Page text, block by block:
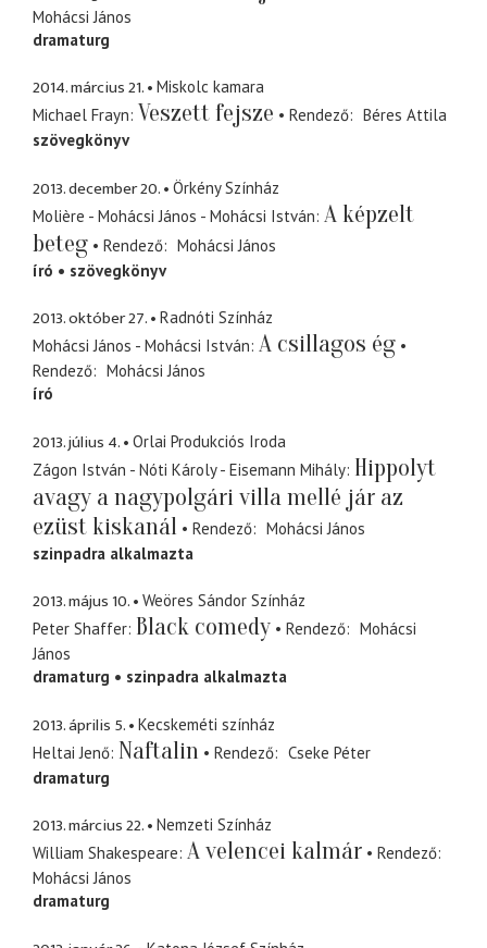
Mohácsi János
dramaturg
2014. március 21.
Miskolc kamara
Michael Frayn Veszett fejsze Rendező
Béres Attila
szövegkönyv
2013. december 20.
Örkény Színház
Molière - Mohácsi János - Mohácsi István A képzelt
beteg
Rendező
Mohácsi János
író
szövegkönyv
2013. október 27.
Radnóti Színház
Mohácsi János - Mohácsi István A csillagos ég
Rendező
Mohácsi János
író
2013. július 4.
Orlai Produkciós Iroda
Zágon István - Nóti Károly - Eisemann Mihály Hippolyt
avagy a nagypolgári villa mellé jár az
ezüst kiskanál
Rendező
Mohácsi János
szinpadra alkalmazta
2013. május 10.
Weöres Sándor Színház
Peter Shaffer Black comedy Rendező
Mohácsi
János
dramaturg
szinpadra alkalmazta
2013. április 5.
Kecskeméti színház
Heltai Jenő Naftalin Rendező
Cseke Péter
dramaturg
2013. március 22.
Nemzeti Színház
William Shakespeare A velencei kalmár
Rendező
Mohácsi János
dramaturg